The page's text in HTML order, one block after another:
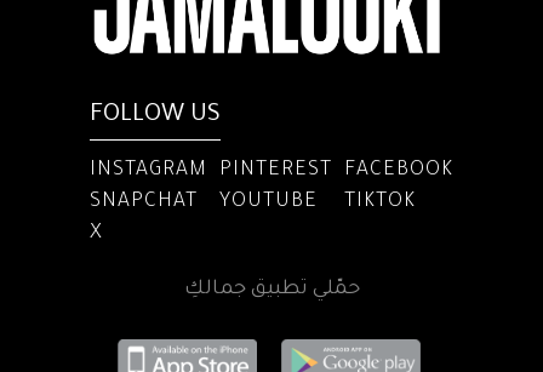
FOLLOW US
INSTAGRAM PINTEREST
FACEBOOK
SNAPCHAT
YOUTUBE
TIKTOK
X
حمّلي تطبيق جمالكِ